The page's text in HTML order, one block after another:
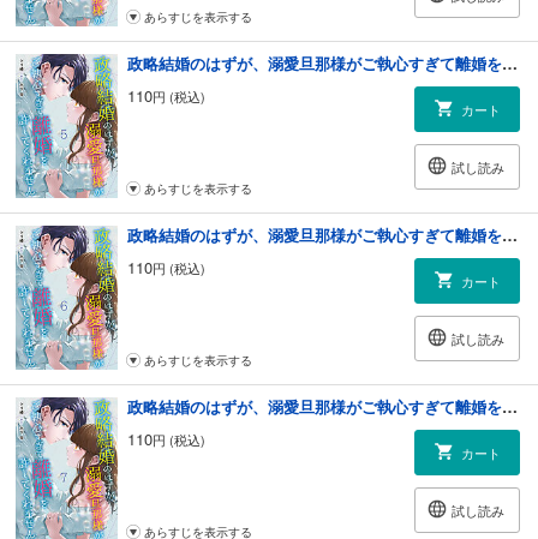
あらすじを表示する
政略結婚のはずが、溺愛旦那様がご執心すぎて離婚を許してくれません【分冊版】5話
110円 (税込)
カート
試し読み
あらすじを表示する
政略結婚のはずが、溺愛旦那様がご執心すぎて離婚を許してくれません【分冊版】6話
110円 (税込)
カート
試し読み
あらすじを表示する
政略結婚のはずが、溺愛旦那様がご執心すぎて離婚を許してくれません【分冊版】7話
110円 (税込)
カート
試し読み
あらすじを表示する